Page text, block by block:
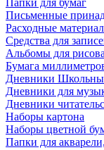
Папки для бумаг
Письменные
Расходные
Средства для
Альбомы для
Бумага
Дневники
Дневники для
Дневники
Наборы картона
Наборы цветной
Папки для